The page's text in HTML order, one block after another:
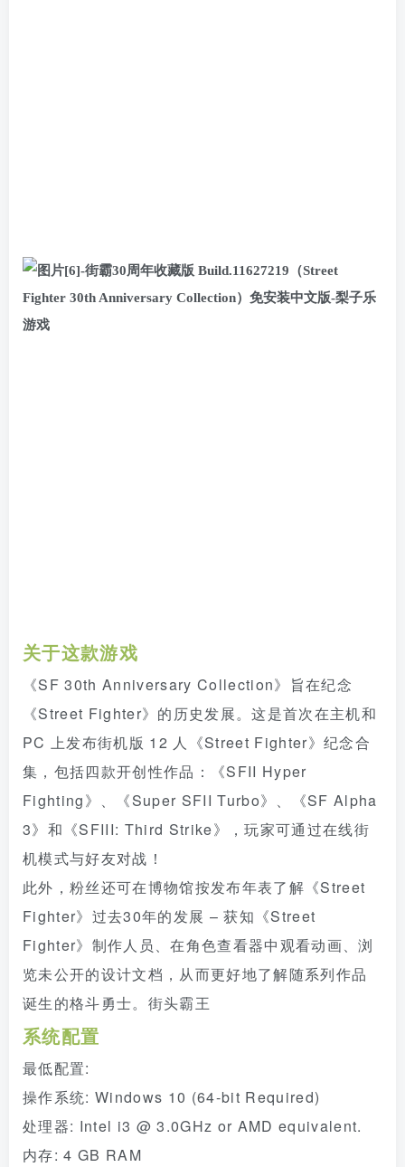
关于这款游戏
《SF 30th Anniversary Collection》旨在纪念
《Street Fighter》的历史发展。这是首次在主机和
PC 上发布街机版 12 人《Street Fighter》纪念合
集，包括四款开创性作品：《SFII Hyper
Fighting》、《Super SFII Turbo》、《SF Alpha
3》和《SFIII: Third Strike》，玩家可通过在线街
机模式与好友对战！
此外，粉丝还可在博物馆按发布年表了解《Street
Fighter》过去30年的发展 – 获知《Street
Fighter》制作人员、在角色查看器中观看动画、浏
览未公开的设计文档，从而更好地了解随系列作品
诞生的格斗勇士。街头霸王
系统配置
最低配置:
操作系统: Windows 10 (64-bit Required)
处理器: Intel i3 @ 3.0GHz or AMD equivalent.
内存: 4 GB RAM